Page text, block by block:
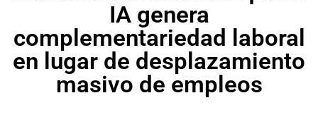
IA genera
complementariedad laboral
en lugar de desplazamiento
masivo de empleos